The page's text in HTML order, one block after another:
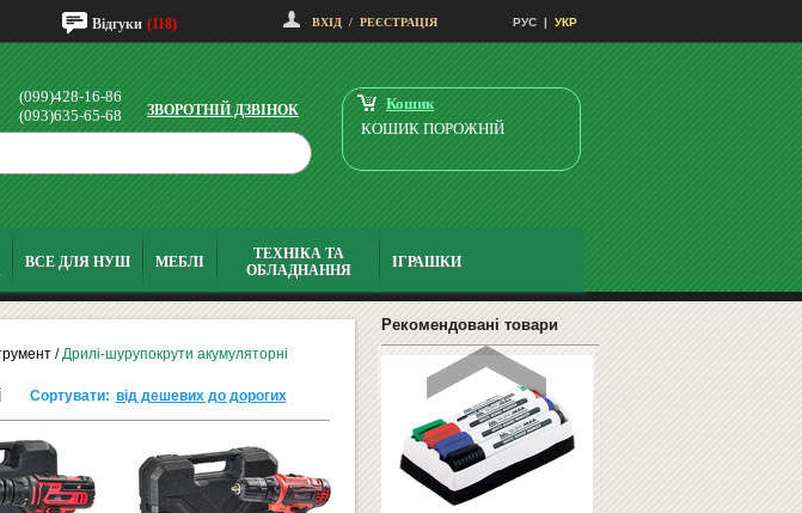
Відгуки (118) ВХІД / РЕЄСТРАЦІЯ РУС | УКР
(099)428-16-86
(093)635-65-68
ЗВОРОТНІЙ ДЗВІНОК
Кошик
КОШИК ПОРОЖНІЙ
ВСЕ ДЛЯ НУШ МЕБЛІ
ТЕХНІКА ТА
ОБЛАДНАННЯ
ІГРАШКИ
/Дрилі-шурупокрути акумуляторні
Сортувати: від дешевих до дорогих
Рекомендовані товари
СМАРТФОНИ І ТЕЛЕФОНИ